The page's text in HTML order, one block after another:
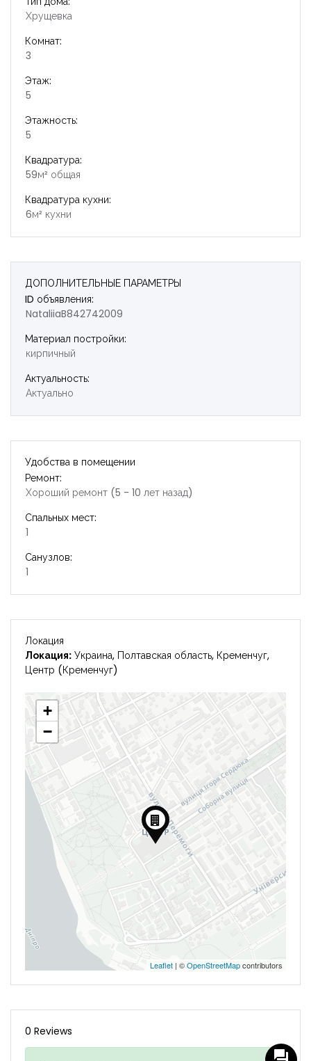
Хрущевка
Комнат:
3
Этаж:
5
Этажность:
5
Квадратура:
59м² общая
Квадратура кухни:
6м² кухни
ДОПОЛНИТЕЛЬНЫЕ ПАРАМЕТРЫ
ID объявления:
NataliiaB842742009
Материал постройки:
кирпичный
Актуальность:
Актуально
Удобства в помещении
Ремонт:
Хороший ремонт (5 - 10 лет назад)
Спальных мест:
1
Санузлов:
1
Локация
Локация: Украина, Полтавская область, Кременчуг,
Центр (Кременчуг)
+
−
Leaflet | ©OpenStreetMapcontributors
0 Reviews